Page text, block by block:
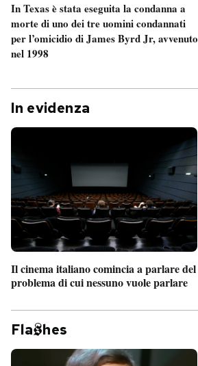
In Texas è stata eseguita la condanna a
morte di uno dei tre uomini condannati
per l’omicidio di James Byrd Jr, avvenuto
nel 1998
In evidenza
Il cinema italiano comincia a parlare del
problema di cui nessuno vuole parlare
Fla hes